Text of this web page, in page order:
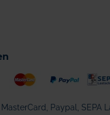
Paypal, SEPA